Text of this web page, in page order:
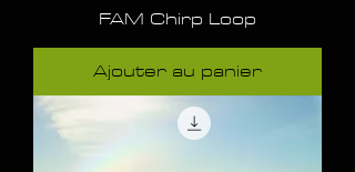
FAM Chirp Loop
Ajouter au panier